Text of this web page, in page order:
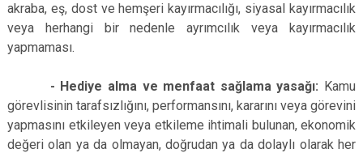
akraba, eş, dost ve hemşeri kayırmacılığı, siyasal kayırmacılık
veya herhangi bir nedenle ayrımcılık veya kayırmacılık
yapmaması.
- Hediye alma ve menfaat sağlama yasağı: Kamu
görevlisinin tarafsızlığını, performansını, kararını veya görevini
yapmasını etkileyen veya etkileme ihtimali bulunan, ekonomik
değeri olan ya da olmayan, doğrudan ya da dolaylı olarak her